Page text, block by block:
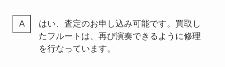
はい、査定のお申し込み可能です。買取し
たフルートは、再び演奏できるように修理
を行なっています。